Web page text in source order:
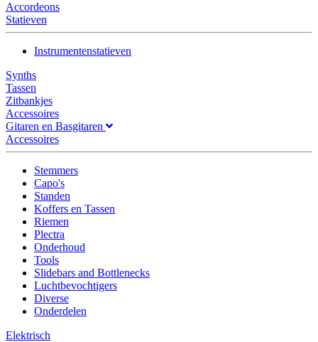
Accordeons
Statieven
Instrumentenstatieven
Synths
Tassen
Zitbankjes
Accessoires
Gitaren en Basgitaren
Accessoires
Stemmers
Capo's
Standen
Koffers en Tassen
Riemen
Plectra
Onderhoud
Tools
Slidebars and Bottlenecks
Luchtbevochtigers
Diverse
Onderdelen
Elektrisch